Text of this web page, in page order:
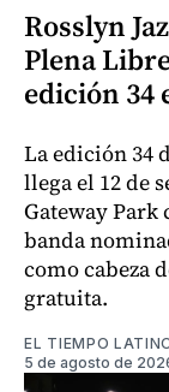
Rosslyn
Plena
edición 34
La edición 34
llega el 12 de
Gateway Park
banda
como cabeza
gratuita.
EL TIEMPO
5 de agosto de